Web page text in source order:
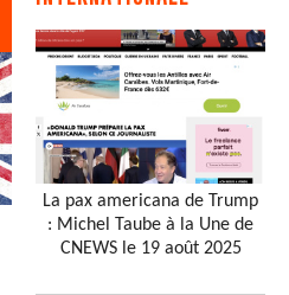
La pax americana de Trump
: Michel Taube à la Une de
CNEWS le 19 août 2025